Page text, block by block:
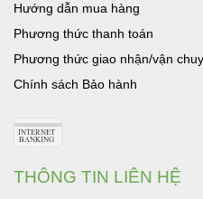
Hướng dẫn mua hàng
Phương thức thanh toán
Phương thức giao nhận/vận
Chính sách Bảo hành
THÔNG TIN LIÊN HỆ